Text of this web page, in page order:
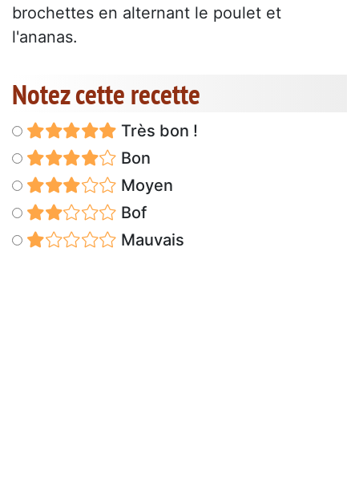
brochettes en alternant le poulet et
l'ananas.
Notez cette recette
Très bon !
Bon
Moyen
Bof
Mauvais